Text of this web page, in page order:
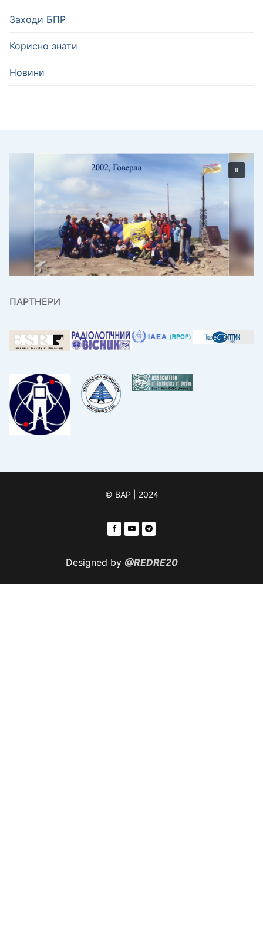
Заходи БПР
Корисно знати
Новини
ПАРТНЕРИ
© ВАР | 2024
Designed by @REDRE20